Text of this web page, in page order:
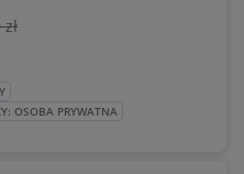
OSOBA PRYWATNA